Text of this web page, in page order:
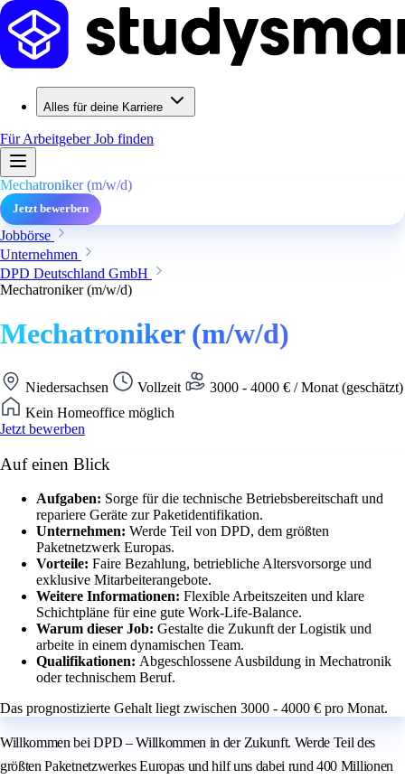
Alles für deine Karriere
Für ArbeitgeberJob finden
Mechatroniker (m/w/d)
Jetzt bewerben
Jobbörse
Unternehmen
DPD Deutschland GmbH
Mechatroniker (m/w/d)
Mechatroniker (m/w/d)
Niedersachsen Vollzeit
3000 - 4000 € / Monat (geschätzt)
Kein Homeoffice möglich
Jetzt bewerben
Auf einen Blick
Aufgaben: Sorge für die technische Betriebsbereitschaft und
repariere Geräte zur Paketidentifikation.
Unternehmen: Werde Teil von DPD, dem größten
Paketnetzwerk Europas.
Vorteile: Faire Bezahlung, betriebliche Altersvorsorge und
exklusive Mitarbeiterangebote.
Weitere Informationen: Flexible Arbeitszeiten und klare
Schichtpläne für eine gute Work-Life-Balance.
Warum dieser Job: Gestalte die Zukunft der Logistik und
arbeite in einem dynamischen Team.
Qualifikationen: Abgeschlossene Ausbildung in Mechatronik
oder technischem Beruf.
Das prognostizierte Gehalt liegt zwischen 3000 - 4000 € pro Monat.
Willkommen bei DPD – Willkommen in der Zukunft. Werde Teil des
größten Paketnetzwerkes Europas und hilf uns dabei rund 400 Millionen